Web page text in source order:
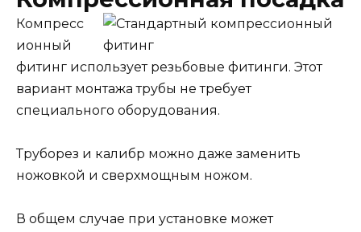
Компресс
ионный
фитинг использует резьбовые фитинги. Этот
вариант монтажа трубы не требует
специального оборудования.
Труборез и калибр можно даже заменить
ножовкой и сверхмощным ножом.
В общем случае при установке может